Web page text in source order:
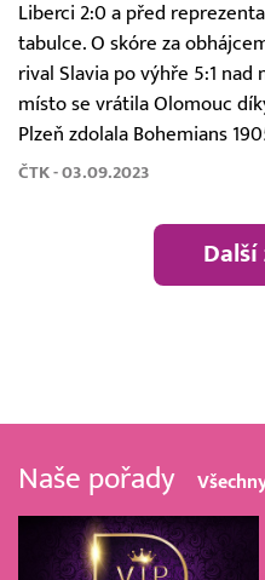
Liberci 2:0 a před
tabulce. O skóre za
rival Slavia po výhře 5:1
místo se vrátila Olomouc
Plzeň zdolala Bohemians
ČTK - 03.09.2023
Naše pořady